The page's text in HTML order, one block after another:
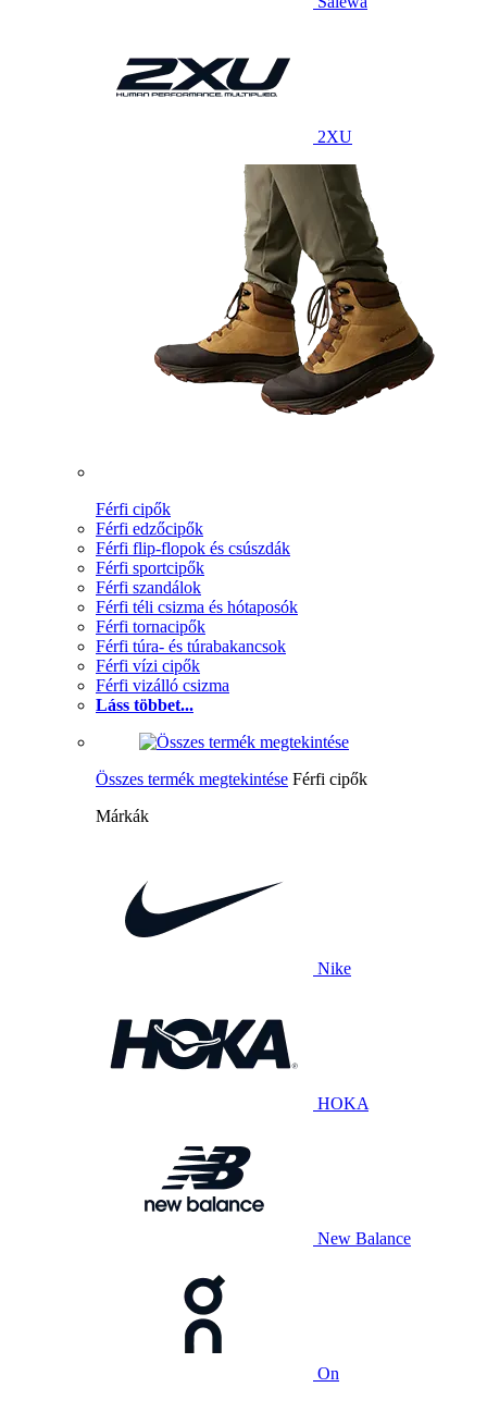
2XU
Férfi cipők
Férfi edzőcipők
Férfi flip-flopok és csúszdák
Férfi sportcipők
Férfi szandálok
Férfi téli csizma és hótaposók
Férfi tornacipők
Férfi túra- és túrabakancsok
Férfi vízi cipők
Férfi vizálló csizma
Láss többet...
Összes termék megtekintése Férfi cipők
Márkák
Nike
HOKA
New Balance
On